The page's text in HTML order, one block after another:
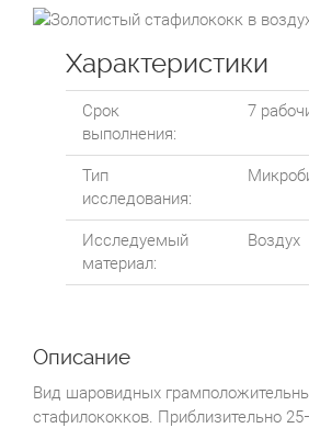
Характеристики
Срок
выполнения:
7
Тип
исследования:
Исследуемый
материал:
Воздух
Описание
Вид шаровидных
стафилококков. Приблизительно